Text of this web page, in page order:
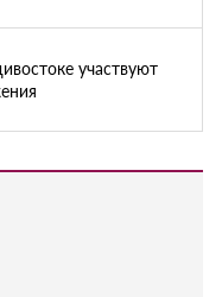
участвуют